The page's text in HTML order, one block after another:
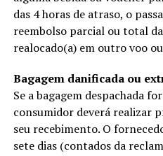
das 4 horas de atraso, o
reembolso parcial ou total
realocado(a) em outro voo
Bagagem danificada ou
Se a bagagem despachada
consumidor deverá realizar
seu recebimento. O
sete dias (contados da